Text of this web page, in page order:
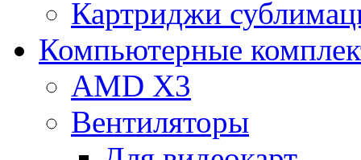
Картриджи
Компьютерные
AMD X3
Вентиляторы